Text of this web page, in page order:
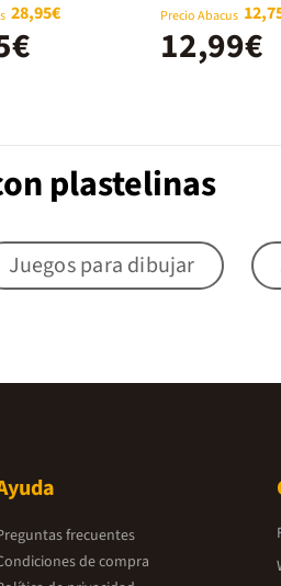
28,95€ Precio Abacus
12,99€
plastelinas
Juegos para dibujar
frecuentes
de compra